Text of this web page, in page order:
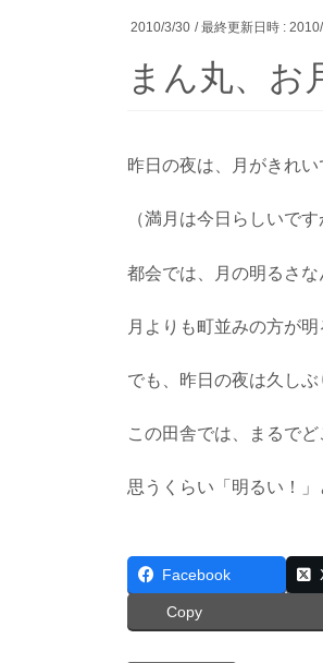
2010/3/30 / 最終更新日時 :
まん丸、お
昨日の夜は、月がきれい
（満月は今日らしいです
都会では、月の明るさな
月よりも町並みの方が明
でも、昨日の夜は久しぶ
この田舎では、まるで
思うくらい「明るい！」
Facebook
Copy